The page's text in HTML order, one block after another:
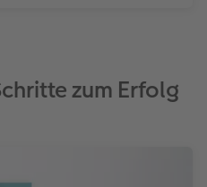
zum Erfolg